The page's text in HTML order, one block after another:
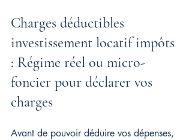
Charges déductibles
investissement locatif impôts
: Régime réel ou micro-
foncier pour déclarer vos
charges
Avant de pouvoir déduire vos dépenses,